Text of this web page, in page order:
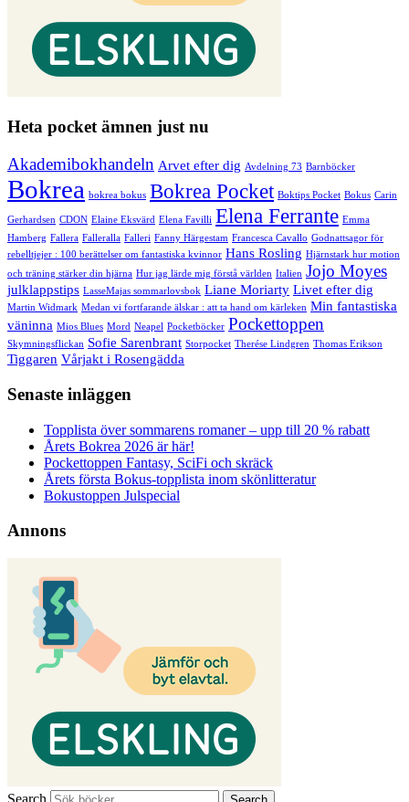
Heta pocket ämnen just nu
Akademibokhandeln Arvet efter dig Avdelning 73 Barnböcker
Bokrea bokrea bokus Bokrea Pocket Boktips Pocket Bokus Carin
Gerhardsen CDON Elaine Eksvärd Elena Favilli Elena Ferrante Emma
Hamberg Fallera Falleralla Falleri Fanny Härgestam Francesca Cavallo Godnattsagor för
rebelltjejer : 100 berättelser om fantastiska kvinnor Hans Rosling Hjärnstark hur motion
och träning stärker din hjärna Hur jag lärde mig förstå världen Italien Jojo Moyes
julklappstips LasseMajas sommarlovsbok Liane Moriarty Livet efter dig
Martin Widmark Medan vi fortfarande älskar : att ta hand om kärleken Min fantastiska
väninna Mios Blues Mord Neapel Pocketböcker Pockettoppen
Skymningsflickan Sofie Sarenbrant Storpocket Therése Lindgren Thomas Erikson
Tiggaren Vårjakt i Rosengädda
Senaste inläggen
Topplista över sommarens romaner – upp till 20 % rabatt
Årets Bokrea 2026 är här!
Pockettoppen Fantasy, SciFi och skräck
Årets första Bokus-topplista inom skönlitteratur
Bokustoppen Julspecial
Annons
Search